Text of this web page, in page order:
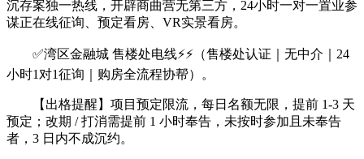
沉存案独一热线，开辟商曲营无第三方，24小时一对一置业参
谋正在线征询、预定看房、VR实景看房。
✅湾区金融城 售楼处电线⚡⚡（售楼处认证｜无中介｜24
小时1对1征询｜购房全流程协帮）。
【出格提醒】项目预定限流，每日名额无限，提前 1-3 天
预定；改期 / 打消需提前 1 小时奉告，未按时参加且未奉告
者，3 日内不成沉约。